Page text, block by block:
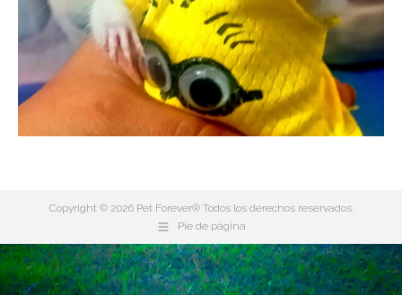
Copyright © 2026 Pet Forever® Todos los derechos reservados.
Pie de página